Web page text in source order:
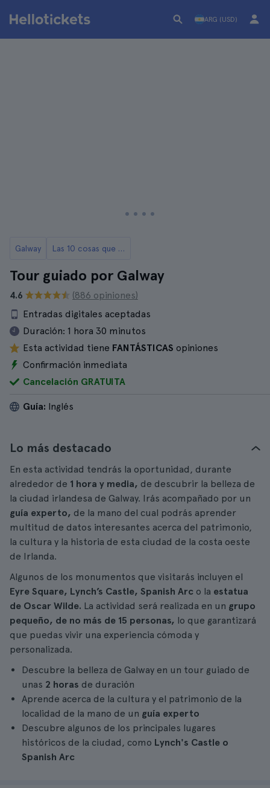
ARG (USD)
Galway Las 10 cosas que ver y hacer en Galway
Tour guiado por Galway
4.6
(886 opiniones)
Entradas digitales aceptadas
Duración: 1 hora 30 minutos
Esta actividad tiene FANTÁSTICAS opiniones
Confirmación inmediata
Cancelación GRATUITA
Guía: Inglés
Lo más destacado
En esta actividad tendrás la oportunidad, durante
alrededor de 1 hora y media, de descubrir la belleza de
la ciudad irlandesa de Galway. Irás acompañado por un
guía experto, de la mano del cual podrás aprender
multitud de datos interesantes acerca del patrimonio,
la cultura y la historia de esta ciudad de la costa oeste
de Irlanda.
Algunos de los monumentos que visitarás incluyen el
Eyre Square, Lynch’s Castle, Spanish Arc o la estatua
de Oscar Wilde. La actividad será realizada en un grupo
pequeño, de no más de 15 personas, lo que garantizará
que puedas vivir una experiencia cómoda y
personalizada.
Descubre la belleza de Galway en un tour guiado de
unas 2 horas de duración
Aprende acerca de la cultura y el patrimonio de la
localidad de la mano de un guía experto
Descubre algunos de los principales lugares
históricos de la ciudad, como Lynch's Castle o
Spanish Arc